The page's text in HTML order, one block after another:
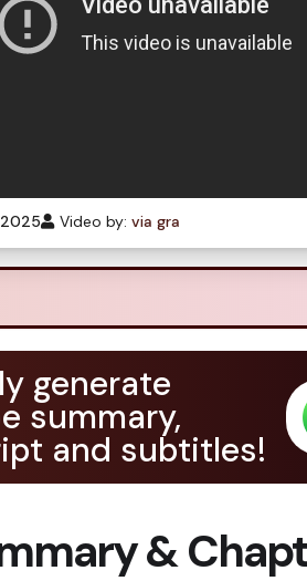
Video by: via gra
generate
summary,
and subtitles!
&